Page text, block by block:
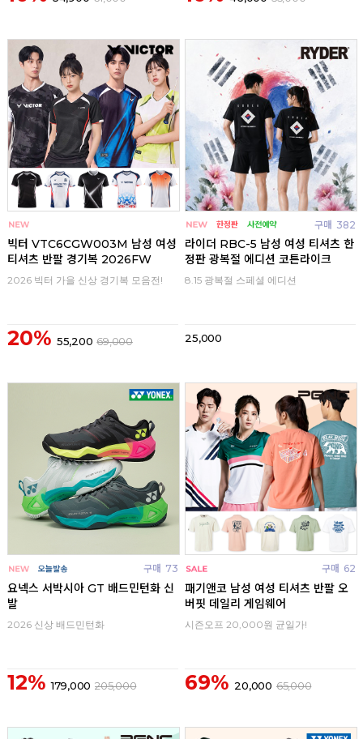
빅터 VTC6CGW003M 남성 여성
티셔츠 반팔 경기복 2026FW
2026 빅터 가을 신상 경기복 모음전!
20% 55,200 69,000
구매 382
라이더 RBC-5 남성 여성 티셔츠 한
정판 광복절 에디션 코튼라이크
8.15 광복절 스페셜 에디션
25,000
구매 73
요넥스 서박시아 GT 배드민턴화 신
발
2026 신상 배드민턴화
12% 179,000 205,000
구매 62
패기앤코 남성 여성 티셔츠 반팔 오
버핏 데일리 게임웨어
시즌오프 20,000원 균일가!
69% 20,000 65,000